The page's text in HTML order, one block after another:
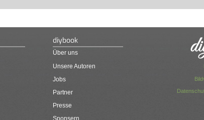
diybook
Über uns
Unsere Autoren
Jobs
Partner
Presse